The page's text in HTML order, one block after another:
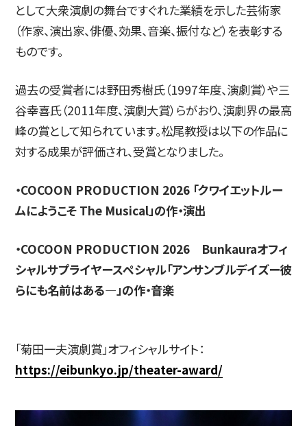
藝術学舎（公開講座）
として大衆演劇の舞台ですぐれた業績を示した芸術家
（作家、演出家、俳優、効果、音楽、振付など）を表彰する
ものです。
過去の受賞者には野田秀樹氏（1997年度、演劇賞）や三
谷幸喜氏（2011年度、演劇大賞）らがおり、演劇界の最高
峰の賞として知られています。松尾教授は以下の作品に
対する成果が評価され、受賞となりました。
・COCOON PRODUCTION 2026 「クワイエットルー
ムにようこそ The Musical」の作・演出
・COCOON PRODUCTION 2026 Bunkauraオフィ
シャルサプライヤースペシャル「アンサンブルデイズー彼
らにも名前はある―」の作・音楽
「菊田一夫演劇賞」オフィシャルサイト：
https://eibunkyo.jp/theater-award/